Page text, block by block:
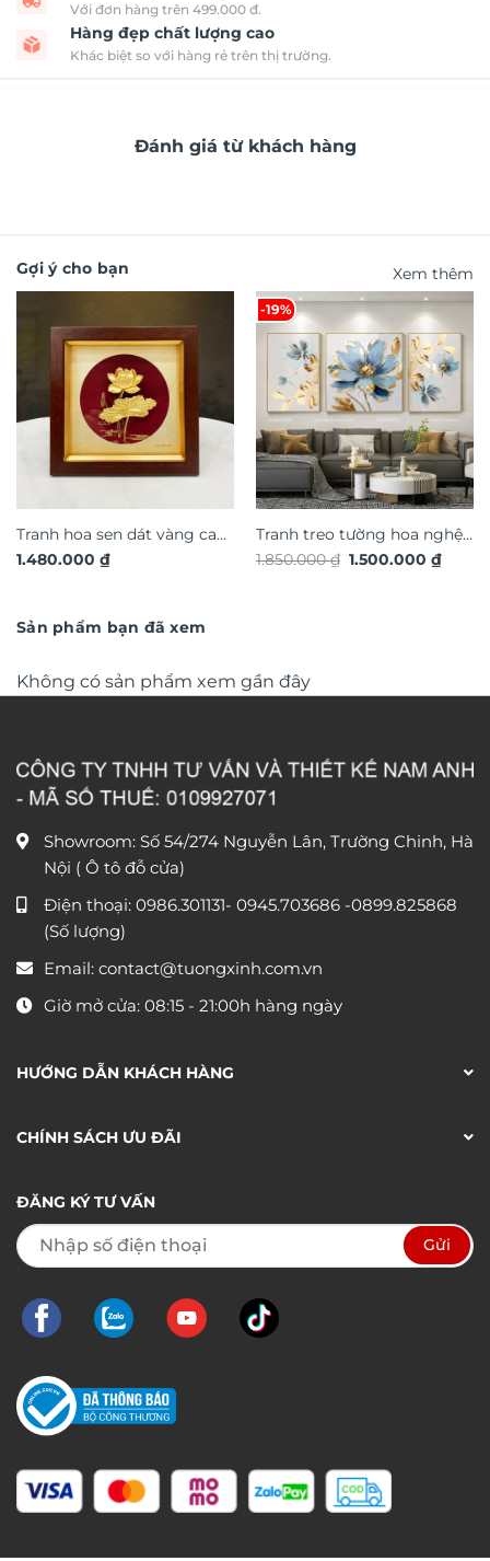
Với đơn hàng trên 499.000 đ.
Hàng đẹp chất lượng cao
Khác biệt so với hàng rẻ trên thị trường.
Đánh giá từ khách hàng
Gợi ý cho bạn Xem thêm
Tranh hoa sen dát vàng cao
cấp TDV20
1.480.000 ₫
-19%
Tranh treo tường hoa nghệ
thuật in nổi 3D hiệu ứng dát
1.850.000₫ Giá
1.500.000₫Giá
Sản phẩm bạn đã xem
Không có sản phẩm xem gần đây
Showroom: Số 54/274 Nguyễn Lân, Trường Chinh, Hà
Nội ( Ô tô đỗ cửa)
Điện thoại: 0986.301131- 0945.703686 -0899.825868
(Số lượng)
Email: contact@tuongxinh.com.vn
Giờ mở cửa: 08:15 - 21:00h hàng ngày
HƯỚNG DẪN KHÁCH HÀNG
CHÍNH SÁCH ƯU ĐÃI
ĐĂNG KÝ TƯ VẤN